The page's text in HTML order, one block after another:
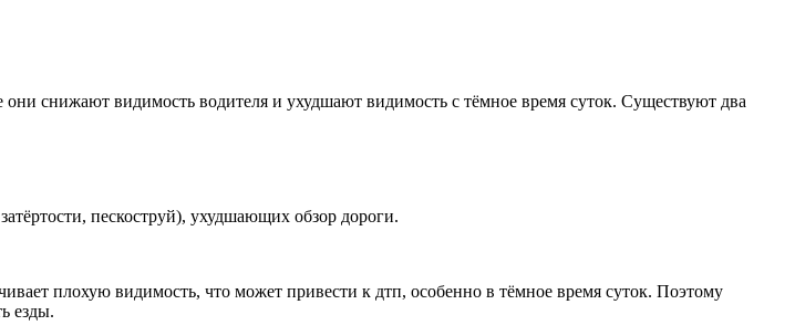
снижают видимость водителя и ухудшают видимость с тёмное время суток. Существуют два
пескоструй), ухудшающих обзор дороги.
плохую видимость, что может привести к дтп, особенно в тёмное время суток. Поэтому
езды.